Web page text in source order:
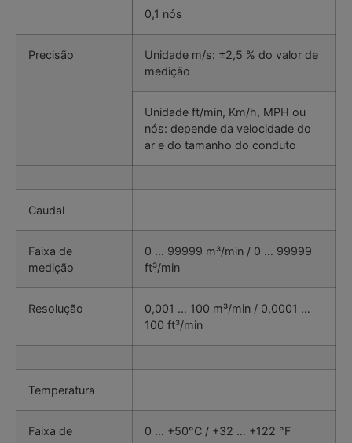
0,1 nós
Precisão
Unidade m/s: ±2,5 % do valor de
medição
Unidade ft/min, Km/h, MPH ou
nós: depende da velocidade do
ar e do tamanho do conduto
Caudal
Faixa de
medição
0 … 99999 m³/min / 0 … 99999
ft³/min
Resolução
0,001 … 100 m³/min / 0,0001 …
100 ft³/min
Temperatura
Faixa de
0 … +50°C / +32 … +122 °F